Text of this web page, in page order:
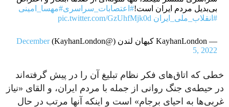
بی‌بدیل مردم ایران است!#اعتصابات_سراسری#مهسا_امینی
#انقلاب_ملی_ایران pic.twitter.com/GzUhfMjk0d
— KayhanLondon کیهان لندن (@KayhanLondon)
December
5, 2022
خطی که اتاق‌های فکر نظام تبلیغ آن را در پیش گرفته‌اند
در حیطه‌ی جنگ روانی از جمله با مردم ایران، و القای «نیاز
غربی‌ها به احیای برجام» است و اینکه آنها مرتب در حال